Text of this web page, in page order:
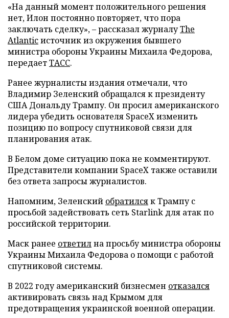
«На данный момент положительного решения
нет, Илон постоянно повторяет, что пора
заключать сделку», – рассказал журналуThe
Atlanticисточник из окружения бывшего
министра обороны Украины Михаила Федорова,
передаетТАСС.
Ранее журналисты издания отмечали, что
Владимир Зеленский обращался к президенту
США Дональду Трампу. Он просил американского
лидера убедить основателя SpaceX изменить
позицию по вопросу спутниковой связи для
планирования атак.
В Белом доме ситуацию пока не комментируют.
Представители компании SpaceX также оставили
без ответа запросы журналистов.
Напомним, Зеленский обратилсяк Трампу с
просьбой задействовать сеть Starlink для атак по
российской территории.
Маск ранее ответилна просьбу министра обороны
Украины Михаила Федорова о помощи с работой
спутниковой системы.
В 2022 году американский бизнесмен отказался
активировать связь над Крымом для
предотвращения украинской военной операции.